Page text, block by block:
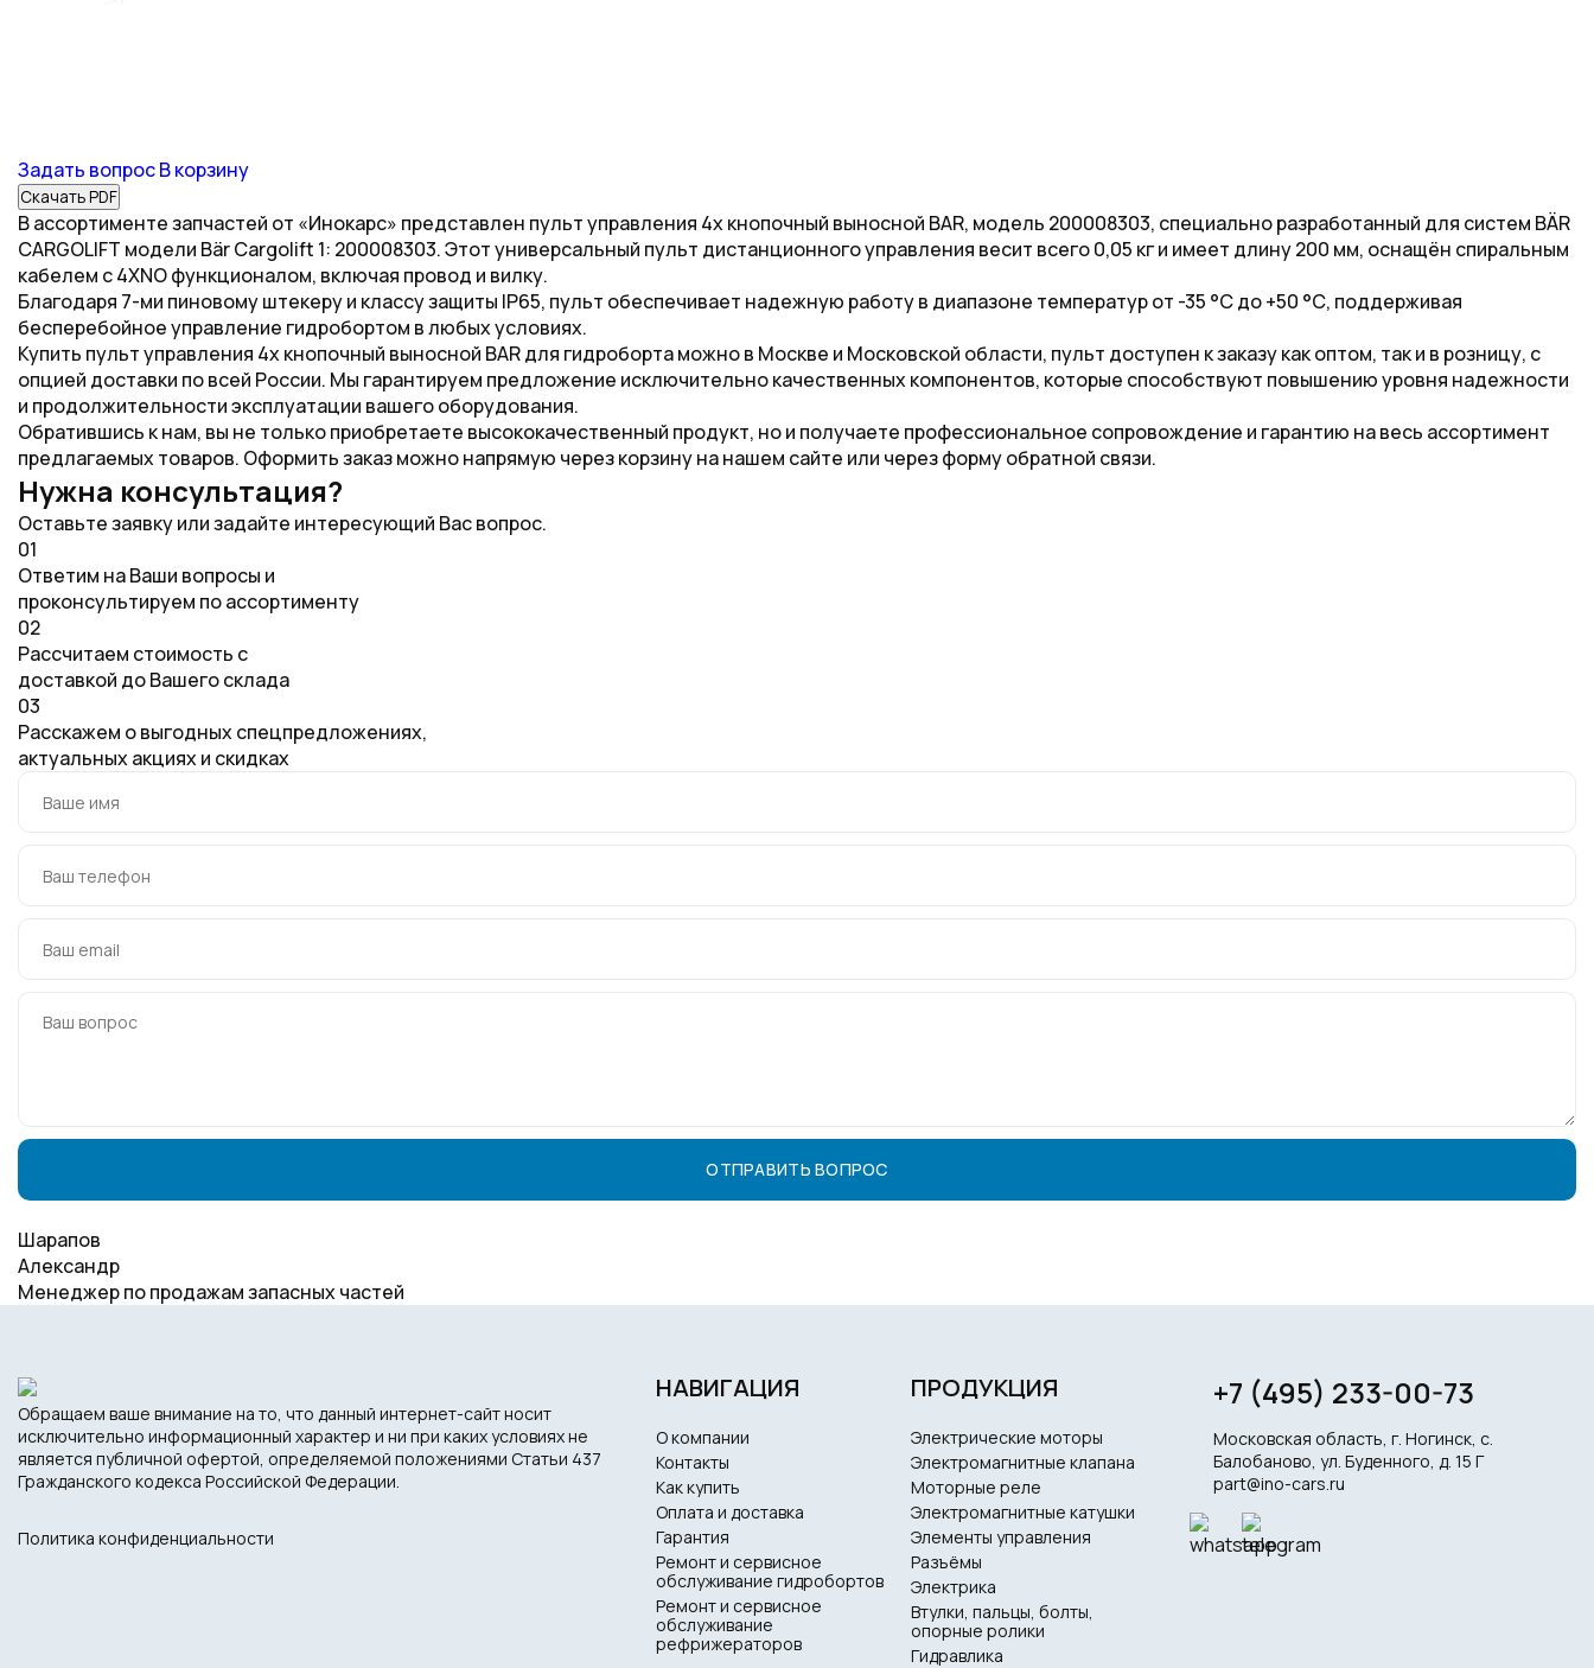
Задать вопросВ корзину
Скачать PDF
В ассортименте запчастей от «Инокарс» представлен пульт управления 4х кнопочный выносной BAR, модель 200008303, специально разработанный для систем BÄR
CARGOLIFT модели Bär Cargolift 1: 200008303. Этот универсальный пульт дистанционного управления весит всего 0,05 кг и имеет длину 200 мм, оснащён спиральным
кабелем с 4XNO функционалом, включая провод и вилку.
Благодаря 7-ми пиновому штекеру и классу защиты IP65, пульт обеспечивает надежную работу в диапазоне температур от -35 °С до +50 °С, поддерживая
бесперебойное управление гидробортом в любых условиях.
Купить пульт управления 4х кнопочный выносной BAR для гидроборта можно в Москве и Московской области, пульт доступен к заказу как оптом, так и в розницу, с
опцией доставки по всей России. Мы гарантируем предложение исключительно качественных компонентов, которые способствуют повышению уровня надежности
и продолжительности эксплуатации вашего оборудования.
Обратившись к нам, вы не только приобретаете высококачественный продукт, но и получаете профессиональное сопровождение и гарантию на весь ассортимент
предлагаемых товаров. Оформить заказ можно напрямую через корзину на нашем сайте или через форму обратной связи.
Нужна консультация?
Оставьте заявку или задайте интересующий Вас вопрос.
01
Ответим на Ваши вопросы и
проконсультируем по ассортименту
02
Рассчитаем стоимость с
доставкой до Вашего склада
03
Расскажем о выгодных спецпредложениях,
актуальных акциях и скидках
Шарапов
Александр
Менеджер по продажам запасных частей
Обращаем ваше внимание на то, что данный интернет-сайт носит
исключительно информационный характер и ни при каких условиях не
является публичной офертой, определяемой положениями Статьи 437
Гражданского кодекса Российской Федерации.
Политика конфиденциальности
НАВИГАЦИЯ
О компании
Контакты
Как купить
Оплата и доставка
Гарантия
Ремонт и сервисное
обслуживание гидробортов
Ремонт и сервисное
обслуживание
рефрижераторов
ПРОДУКЦИЯ
Электрические моторы
Электромагнитные клапана
Моторные реле
Электромагнитные катушки
Элементы управления
Разъёмы
Электрика
Втулки, пальцы, болты,
опорные ролики
Гидравлика
+7 (495) 233-00-73
Московская область, г. Ногинск, с.
Балобаново, ул. Буденного, д. 15 Г
part@ino-cars.ru